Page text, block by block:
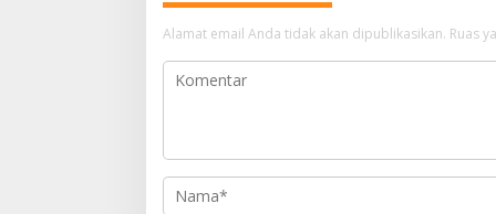
Alamat email Anda tidak akan dipublikasikan. Ruas